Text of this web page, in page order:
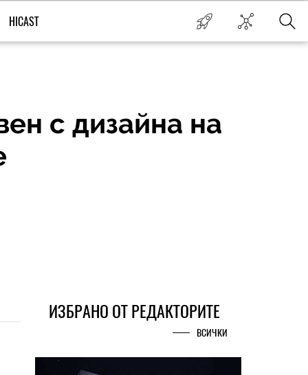
HICAST
с дизайна на
ИЗБРАНО ОТ РЕДАКТОРИТЕ
ВСИЧКИ